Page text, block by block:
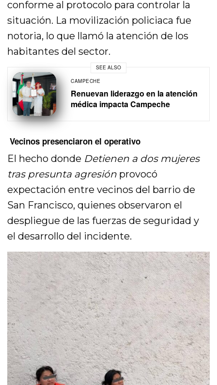
conforme al protocolo para controlar la
situación. La movilización policiaca fue
notoria, lo que llamó la atención de los
habitantes del sector.
SEE ALSO
CAMPECHE
Renuevan liderazgo en la atención
médica impacta Campeche
Vecinos presenciaron el operativo
El hecho donde Detienen a dos mujeres
tras presunta agresión provocó
expectación entre vecinos del barrio de
San Francisco, quienes observaron el
despliegue de las fuerzas de seguridad y
el desarrollo del incidente.